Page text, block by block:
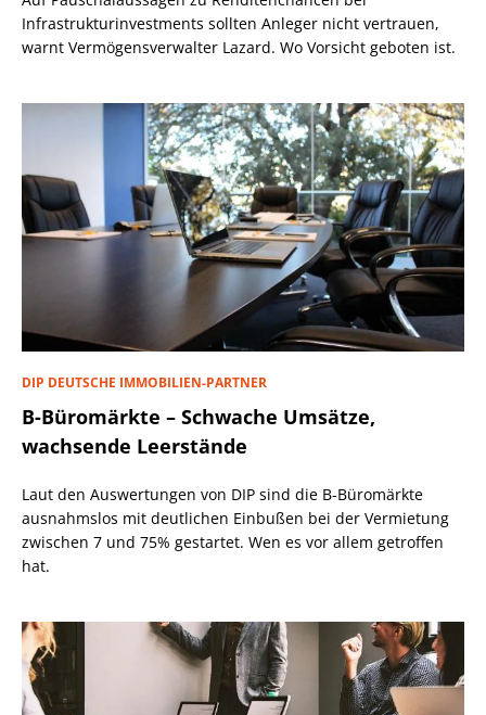
Infrastrukturinvestments sollten Anleger nicht vertrauen,
warnt Vermögensverwalter Lazard. Wo Vorsicht geboten ist.
DIP DEUTSCHE IMMOBILIEN-PARTNER
B-Büromärkte – Schwache Umsätze,
wachsende Leerstände
Laut den Auswertungen von DIP sind die B-Büromärkte
ausnahmslos mit deutlichen Einbußen bei der Vermietung
zwischen 7 und 75% gestartet. Wen es vor allem getroffen
hat.